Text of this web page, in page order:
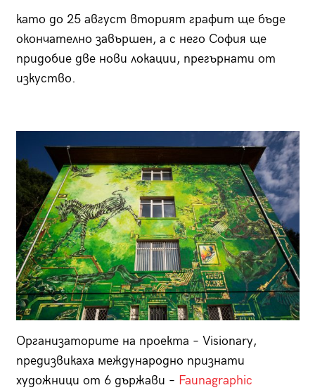
като до 25 август вторият графит ще бъде
окончателно завършен, а с него София ще
придобие две нови локации, прегърнати от
изкуство.
Организаторите на проекта – Visionary,
предизвикаха международно признати
художници от 6 държави – Faunagraphic